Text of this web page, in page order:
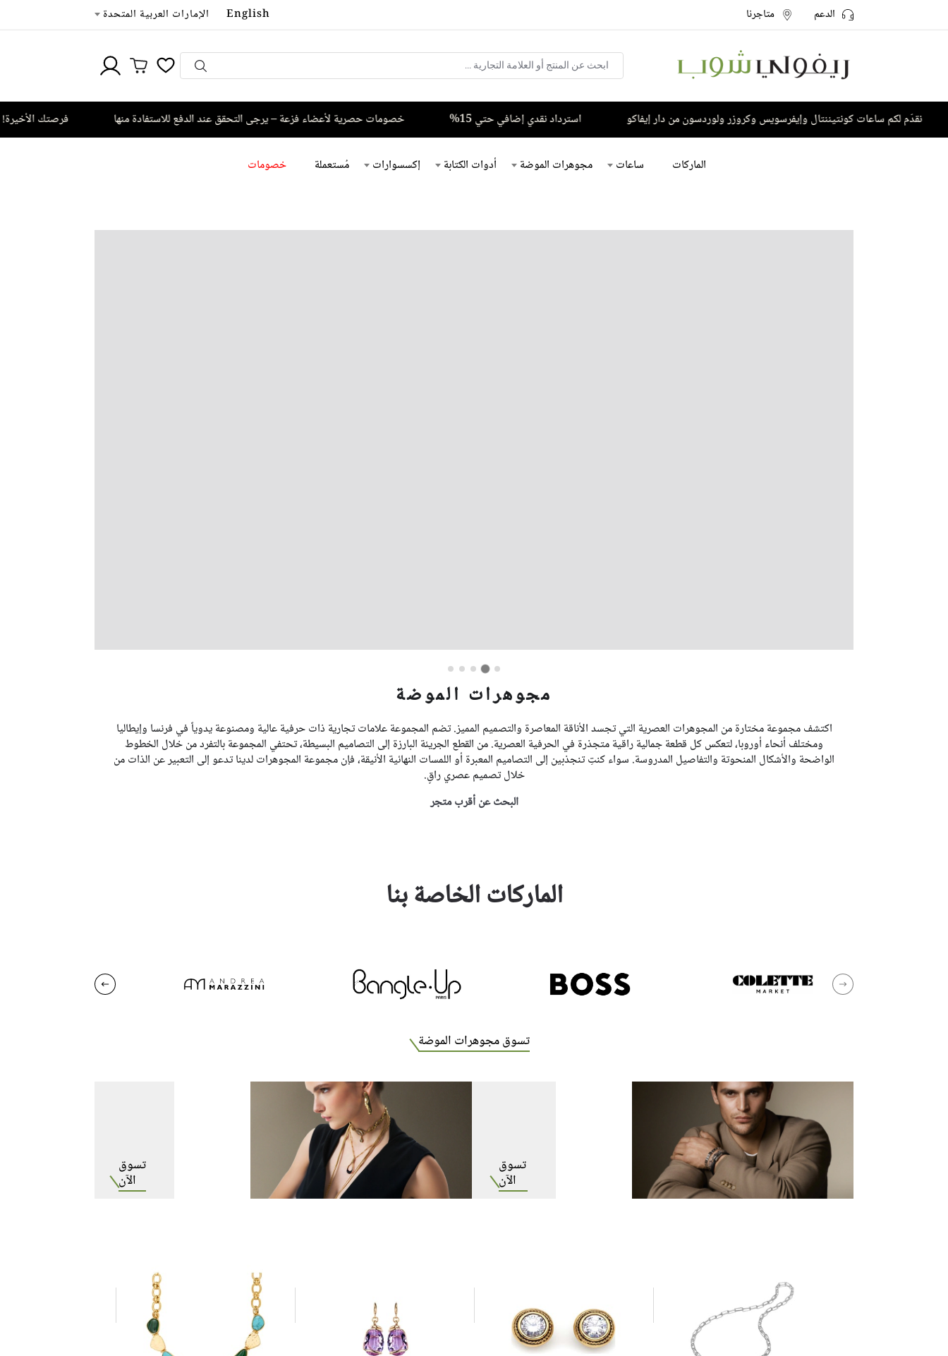
الدعم متاجرنا English الإمارات العربية المتحدة
ساعات كونتيننتال وإيفرسويس وكروزر ولوردسون من دار إيفاكو استرداد نقدي إضافي حتي 15% خصومات حصرية لأعضاء فزعة – يرجى التحقق عند الدفع للاستفادة منها فرصتك الأخيرة! عروض
الماركات ساعات مجوهرات الموضة أدوات الكتابة إكسسوارات مُستعملة خصومات
مجوهرات الموضة
اكتشف مجموعة مختارة من المجوهرات العصرية التي تجسد الأناقة المعاصرة والتصميم المميز. تضم المجموعة علامات تجارية ذات حرفية عالية ومصنوعة يدوياً في فرنسا وإيطاليا
ومختلف أنحاء أوروبا، لتعكس كل قطعة جمالية راقية متجذرة في الحرفية العصرية. من القطع الجريئة البارزة إلى التصاميم البسيطة، تحتفي المجموعة بالتفرد من خلال الخطوط
الواضحة والأشكال المنحوتة والتفاصيل المدروسة. سواء كنتِ تنجذبين إلى التصاميم المعبرة أو اللمسات النهائية الأنيقة، فإن مجموعة المجوهرات لدينا تدعو إلى التعبير عن الذات من
خلال تصميم عصري راقٍ.
البحث عن أقرب متجر
الماركات الخاصة بنا
تسوق مجوهرات الموضة
للرجال
تسوق
الآن
تسوق
الآن